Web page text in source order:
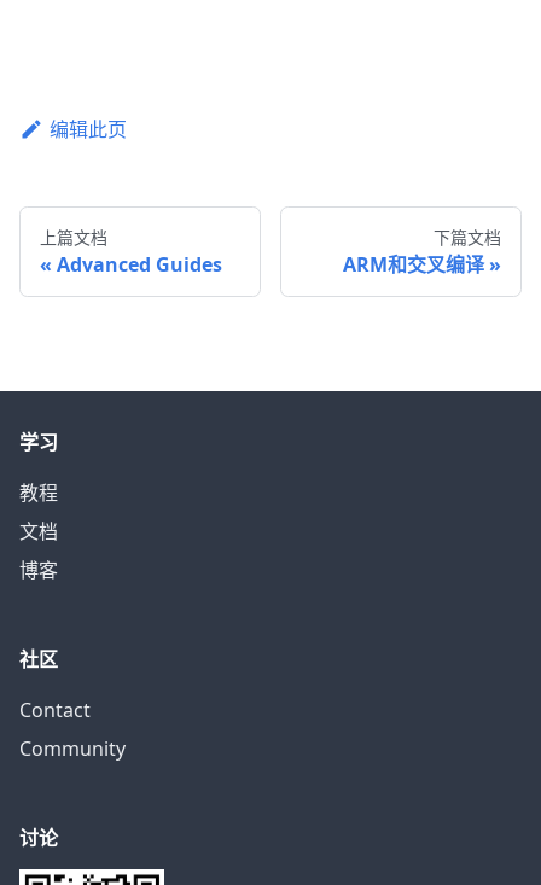
编辑此页
上篇文档
Advanced Guides
下篇文档
ARM和交叉编译
学习
教程
文档
博客
社区
Contact
Community
讨论